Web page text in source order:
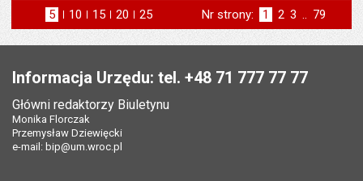
5 elementów na stronie
10 elementów
na stronie
15 elementów
na stronie
20 elementów
na stronie
25 elementów
na stronie
Nr strony: Strona
1 Strona
2 Strona
3 .. Strona
79
Informacja Urzędu: tel. +48 71 777 77 77
Główni redaktorzy Biuletynu
Monika Florczak
Przemysław Dziewięcki
e-mail: bip@um.wroc.pl